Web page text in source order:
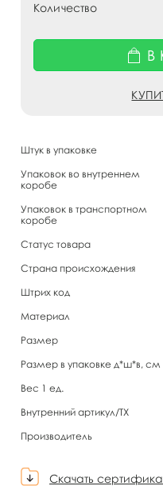
Штук в упаковке
Упаковок во внутреннем
коробе
Упаковок в транспортном
коробе
Статус товара
Страна происхождения
Штрих код
Материал
Размер
Размер в упаковке д*ш*в, см
Вес 1 ед.
Внутренний артикул/TX
Производитель
Скачать
Количество
В